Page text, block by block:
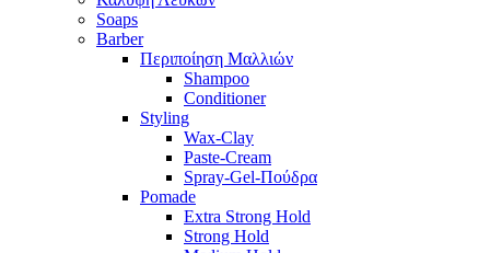
Soaps
Barber
Περιποίηση Μαλλιών
Shampoo
Conditioner
Styling
Wax-Clay
Paste-Cream
Spray-Gel-Πούδρα
Pomade
Extra Strong Hold
Strong Hold